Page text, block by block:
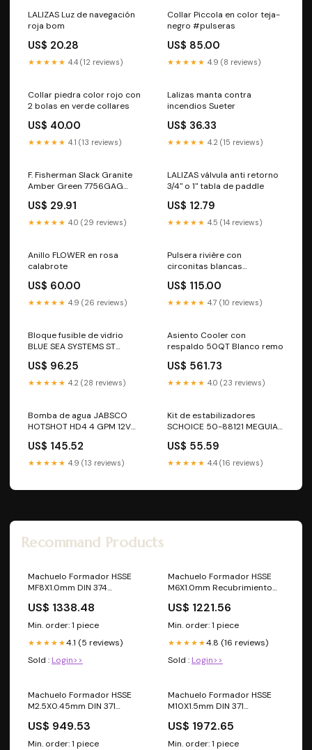
LALIZAS Luz de navegación
roja bom
US$ 20.28
★★★★★ 4.4 (12 reviews)
Collar Piccola en color teja-
negro #pulseras
US$ 85.00
★★★★★ 4.9 (8 reviews)
Collar piedra color rojo con
2 bolas en verde collares
US$ 40.00
★★★★★ 4.1 (13 reviews)
Lalizas manta contra
incendios Sueter
US$ 36.33
★★★★★ 4.2 (15 reviews)
F. Fisherman Slack Granite
Amber Green 7756GAG
US$ 29.91
★★★★★ 4.0 (29 reviews)
LALIZAS válvula anti retorno
3/4" o 1" tabla de paddle
US$ 12.79
★★★★★ 4.5 (14 reviews)
Anillo FLOWER en rosa
calabrote
US$ 60.00
★★★★★ 4.9 (26 reviews)
Pulsera rivière con
circonitas blancas
calabrote
US$ 115.00
★★★★★ 4.7 (10 reviews)
Bloque fusible de vidrio
BLUE SEA SYSTEMS ST
US$ 96.25
★★★★★ 4.2 (28 reviews)
Asiento Cooler con
respaldo 50QT Blanco remo
US$ 561.73
★★★★★ 4.0 (23 reviews)
Bomba de agua JABSCO
HOTSHOT HD4 4 GPM 12V
bubble box
US$ 145.52
★★★★★ 4.9 (13 reviews)
Kit de estabilizadores
SCHOICE 50-88121 MEGUIAR
US$ 55.59
★★★★★ 4.4 (16 reviews)
Recommand Products
Machuelo Formador HSSE
MF8X1.0mm DIN 374
Marca ATORN SECO 19650
US$ 1338.48
Min. order: 1 piece
★★★★★4.1 (5 reviews)
Sold : Login>>
Machuelo Formador HSSE
M6X1.0mm Recubrimiento
71762
US$ 1221.56
Min. order: 1 piece
★★★★★4.8 (16 reviews)
Sold : Login>>
Machuelo Formador HSSE
M2.5X0.45mm DIN 371
ATORN SECO 52533
US$ 949.53
Min. order: 1 piece
Machuelo Formador HSSE
M10X1.5mm DIN 371
Marca ATORN ATORN
11290839
US$ 1972.65
Min. order: 1 piece